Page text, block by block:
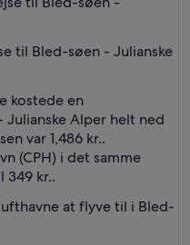
til Bled-søen - Julianske
kostede en
Alper helt ned
var 1,486 kr..
(CPH) i det samme
349 kr..
at flyve til i Bled-